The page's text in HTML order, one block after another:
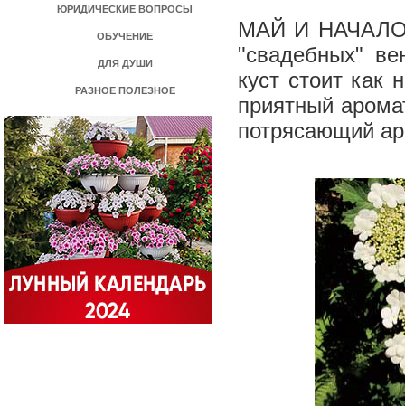
ЮРИДИЧЕСКИЕ ВОПРОСЫ
ОБУЧЕНИЕ
ДЛЯ ДУШИ
РАЗНОЕ ПОЛЕЗНОЕ
МАЙ И НАЧАЛО
"свадебных"
куст стоит как
приятный
потрясающий